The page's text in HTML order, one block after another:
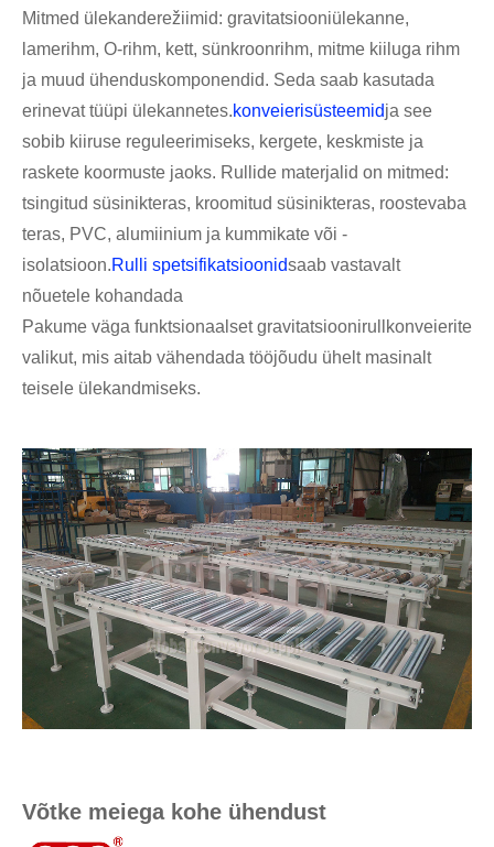
Mitmed ülekanderežiimid: gravitatsiooniülekanne,
lamerihm, O-rihm, kett, sünkroonrihm, mitme kiiluga rihm
ja muud ühenduskomponendid. Seda saab kasutada
erinevat tüüpi ülekannetes.konveierisüsteemidja see
sobib kiiruse reguleerimiseks, kergete, keskmiste ja
raskete koormuste jaoks. Rullide materjalid on mitmed:
tsingitud süsinikteras, kroomitud süsinikteras, roostevaba
teras, PVC, alumiinium ja kummikate või -
isolatsioon.Rulli spetsifikatsioonidsaab vastavalt
nõuetele kohandada
Pakume väga funktsionaalset gravitatsioonirullkonveierite
valikut, mis aitab vähendada tööjõudu ühelt masinalt
teisele ülekandmiseks.
Võtke meiega kohe ühendust